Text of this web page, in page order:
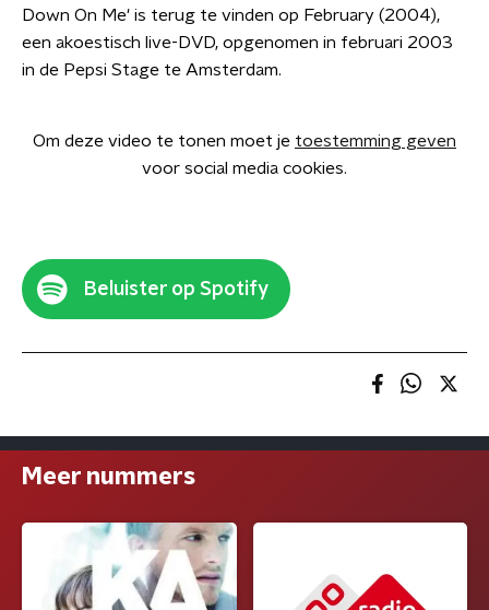
Down On Me' is terug te vinden op February (2004),
een akoestisch live-DVD, opgenomen in februari 2003
in de Pepsi Stage te Amsterdam.
Om deze video te tonen moet je toestemming geven
voor social media cookies.
Beluister op Spotify
Meer nummers